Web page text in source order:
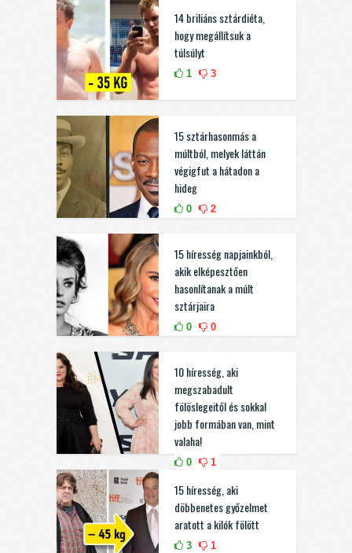
14 briliáns sztárdiéta,
hogy megállítsuk a
túlsúlyt
1 3
15 sztárhasonmás a
múltból, melyek láttán
végigfut a hátadon a
hideg
0 2
15 híresség napjainkból,
akik elképesztően
hasonlítanak a múlt
sztárjaira
0 0
10 híresség, aki
megszabadult
fölöslegeitől és sokkal
jobb formában van, mint
valaha!
0 1
15 híresség, aki
döbbenetes győzelmet
aratott a kilók fölött
3 1